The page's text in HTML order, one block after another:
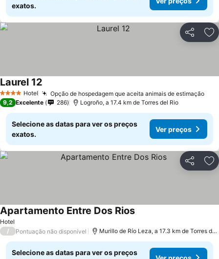
exatos.
Partilhar
4 EstrelasHotel Opção de hospedagem que aceita animais de estimação
Laurel 12
9,2 Excelente 286 Logroño, a 17.4 km de Torres del Rio
Selecione as datas para ver os preços
exatos.
Ver preços
Partilhar
Hotel
Apartamento Entre Dos Rios
/ Pontuação não disponível Murillo de Río Leza, a 17.3 km de Torres del Rio
Selecione as datas para ver os preços